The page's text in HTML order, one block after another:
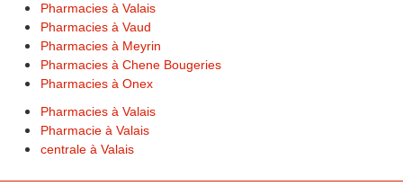
Pharmacies à Valais
Pharmacies à Vaud
Pharmacies à Meyrin
Pharmacies à Chene Bougeries
Pharmacies à Onex
Pharmacies à Valais
Pharmacie à Valais
centrale à Valais